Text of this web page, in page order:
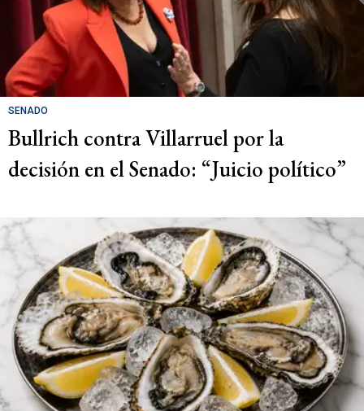
SENADO
Bullrich contra Villarruel por la
decisión en el Senado: “Juicio político”